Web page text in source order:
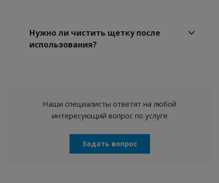
Нужно ли чистить щетку после
использования?
Наши специалисты ответят на любой
интересующий вопрос по услуге
Задать вопрос